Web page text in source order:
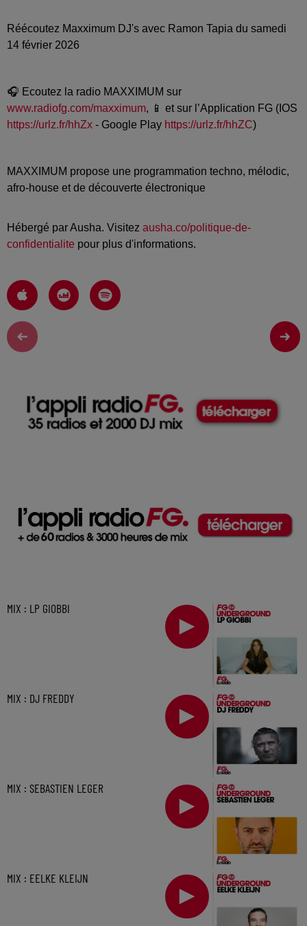
Réécoutez Maxximum DJ's avec Ramon Tapia du samedi
14 février 2026
🎧 Ecoutez la radio MAXXIMUM sur
www.radiofg.com/maxximum, 📱 et sur l’Application FG (IOS
https://urlz.fr/hhZx - Google Play https://urlz.fr/hhZC)
MAXXIMUM propose une programmation techno, mélodic,
afro-house et de découverte électronique
Hébergé par Ausha. Visitez ausha.co/politique-de-
confidentialite pour plus d'informations.
MIX : LP GIOBBI
MIX : DJ FREDDY
MIX : SEBASTIEN LEGER
MIX : EELKE KLEIJN